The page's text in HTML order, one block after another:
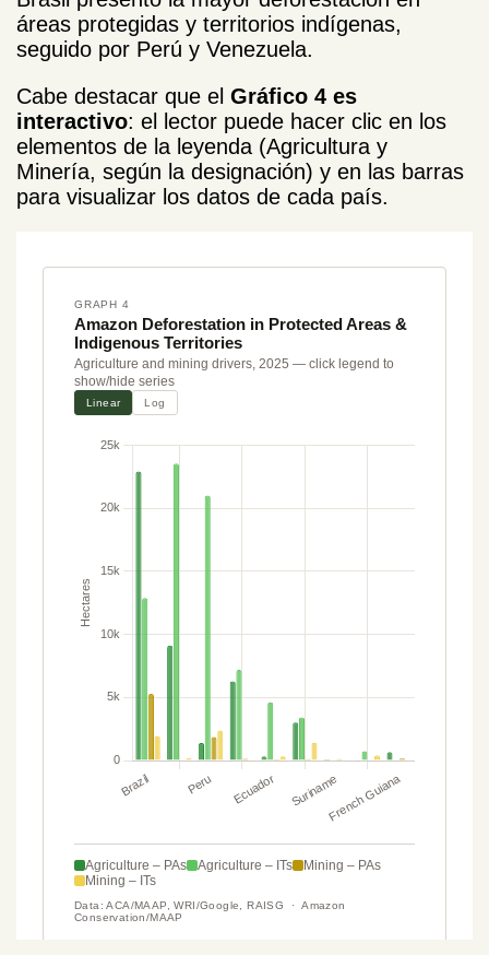
áreas protegidas y territorios indígenas,
seguido por Perú y Venezuela.
Cabe destacar que el Gráfico 4 es
interactivo: el lector puede hacer clic en los
elementos de la leyenda (Agricultura y
Minería, según la designación) y en las barras
para visualizar los datos de cada país.